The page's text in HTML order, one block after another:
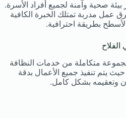
صحية وآمنة لجميع أفراد الأسرة.
عمل مدربة تمتلك الخبرة الكافية
بطريقة احترافية.
متكاملة من خدمات النظافة
يتم تنفيذ جميع الأعمال بدقة
وتعقيمه بشكل كامل.